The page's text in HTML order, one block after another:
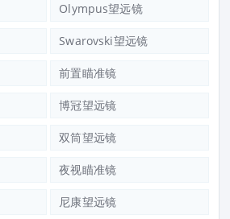
Olympus望远镜
Swarovski望远镜
前置瞄准镜
博冠望远镜
双筒望远镜
夜视瞄准镜
尼康望远镜